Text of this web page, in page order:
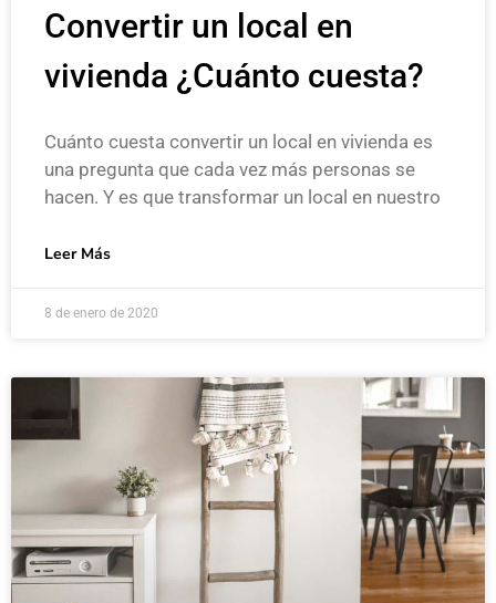
Convertir un local en
vivienda ¿Cuánto cuesta?
Cuánto cuesta convertir un local en vivienda es
una pregunta que cada vez más personas se
hacen. Y es que transformar un local en nuestro
Leer Más
8 de enero de 2020